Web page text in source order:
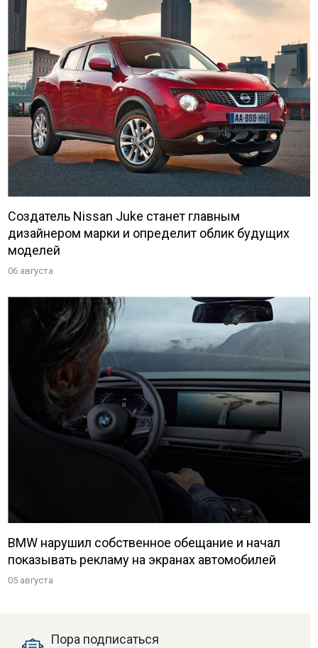
Создатель Nissan Juke станет главным
дизайнером марки и определит облик будущих
моделей
06 августа
BMW нарушил собственное обещание и начал
показывать рекламу на экранах автомобилей
05 августа
Пора подписаться